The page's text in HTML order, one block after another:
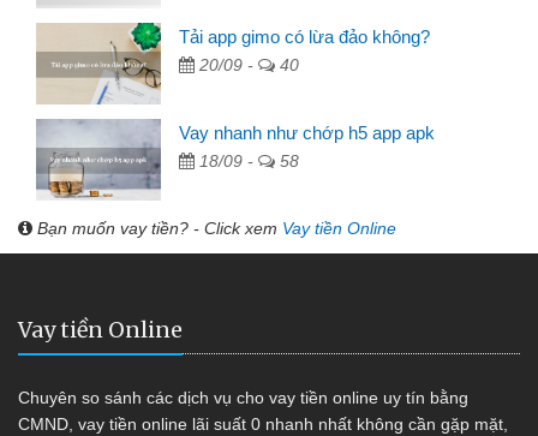
Tải app gimo có lừa đảo không?
20/09 - 40
Vay nhanh như chớp h5 app apk
18/09 - 58
Bạn muốn vay tiền? - Click xem Vay tiền Online
Vay tiền Online
Chuyên so sánh các dịch vụ cho vay tiền online uy tín bằng
CMND, vay tiền online lãi suất 0 nhanh nhất không cần gặp mặt,